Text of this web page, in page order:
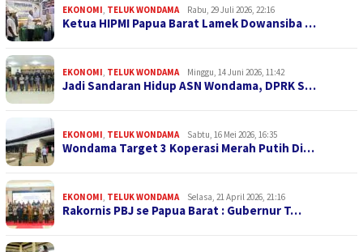
EKONOMI TELUK WONDAMA Rabu, 29 Juli 2026, 22:16
Ketua HIPMI Papua Barat Lamek Dowansiba …
EKONOMI TELUK WONDAMA Minggu, 14 Juni 2026, 11:42
Jadi Sandaran Hidup ASN Wondama, DPRK S…
EKONOMI TELUK WONDAMA Sabtu, 16 Mei 2026, 16:35
Wondama Target 3 Koperasi Merah Putih Di…
EKONOMI TELUK WONDAMA Selasa, 21 April 2026, 21:16
Rakornis PBJ se Papua Barat : Gubernur T…